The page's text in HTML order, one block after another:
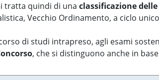
tratta quindi di una classificazione
Vecchio Ordinamento, a ciclo
di studi intrapreso, agli esami
, che si distinguono anche in